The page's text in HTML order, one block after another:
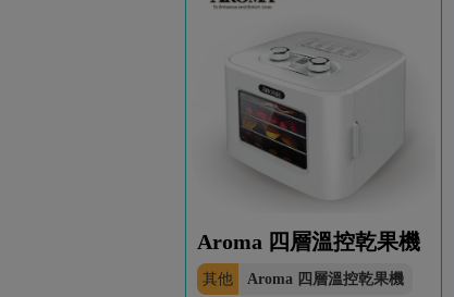
Aroma 四層溫控乾果機
其他 Aroma 四層溫控乾果機